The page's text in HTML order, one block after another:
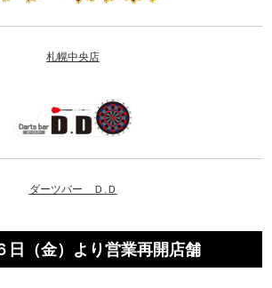
札幌中央店
ダーツバー Ｄ.Ｄ
日（金）より営業再開店舗